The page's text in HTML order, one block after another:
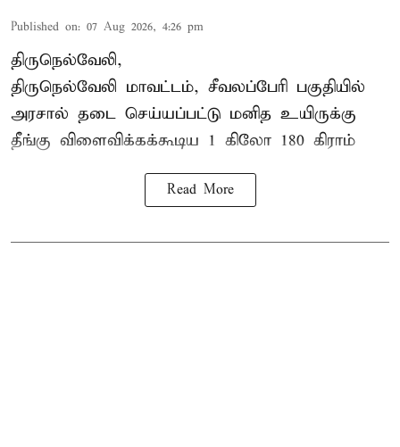
Published on: 07 Aug 2026, 4:26 pm
திருநெல்வேலி,
திருநெல்வேலி மாவட்டம், சீவலப்பேரி பகுதியில்
அரசால் தடை செய்யப்பட்டு மனித உயிருக்கு
தீங்கு விளைவிக்கக்கூடிய 1 கிலோ 180 கிராம்
Read More